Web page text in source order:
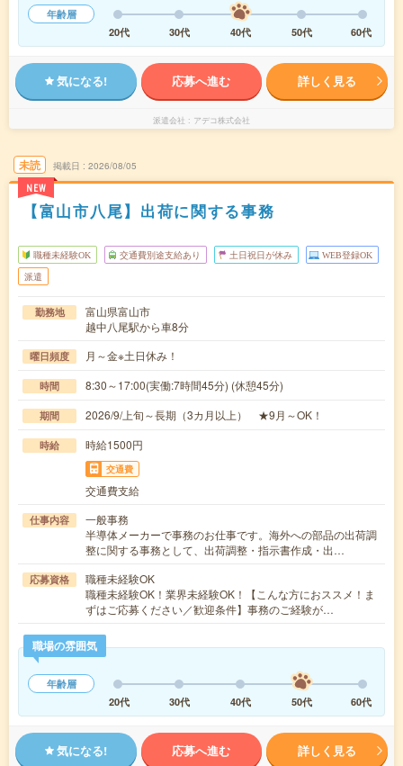
年齢層
20代
30代 40代 50代 60代
気になる! 応募へ進む 詳しく見る
派遣会社 アデコ株式会社
未読
NEW
掲載日 2026/08/05
【富山市八尾】出荷に関する事務
職種未経験OK 交通費別途支給あり 土日祝日が休み WEB登録OK
派遣
勤務地
富山県富山市
越中八尾駅から車8分
曜日頻度 月～金※土日休み！
時間 8:30～17:00(実働:7時間45分) (休憩45分)
期間 2026/9/上旬～長期（3カ月以上） ★9月～OK！
時給 時給1500円
交通費
交通費支給
仕事内容
一般事務
半導体メーカーで事務のお仕事です。海外への部品の出荷調
整に関する事務として、出荷調整・指示書作成・出…
応募資格
職種未経験OK
職種未経験OK！業界未経験OK！【こんな方におススメ！ま
ずはご応募ください／歓迎条件】事務のご経験が…
職場の雰囲気
年齢層
20代
30代 40代 50代 60代
気になる! 応募へ進む 詳しく見る